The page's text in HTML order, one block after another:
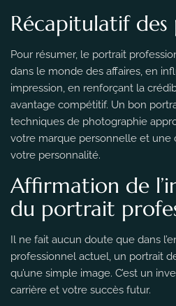
Récapitulatif des
Pour résumer, le portrait
dans le monde des affaires, en
impression, en renforçant la
avantage compétitif. Un bon
techniques de photographie
votre marque personnelle et une
votre personnalité.
Affirmation de
du portrait
Il ne fait aucun doute que dans
professionnel actuel, un portrait
qu’une simple image. C’est un
carrière et votre succès futur.